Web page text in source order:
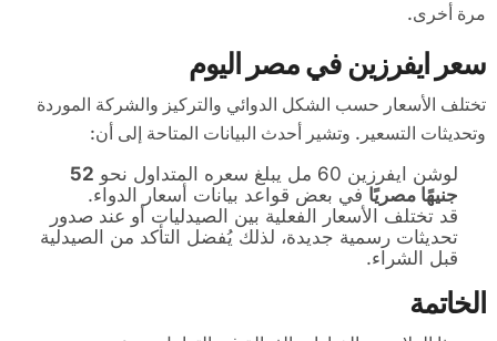
مرة أخرى.
سعر ايفرزين في مصر اليوم
تختلف الأسعار حسب الشكل الدوائي والتركيز والشركة الموردة
وتحديثات التسعير. وتشير أحدث البيانات المتاحة إلى أن:
لوشن ايفرزين 60 مل يبلغ سعره المتداول نحو
52
جنيهًا مصريًا في بعض قواعد بيانات أسعار الدواء.
قد تختلف الأسعار الفعلية بين الصيدليات أو عند صدور
تحديثات رسمية جديدة، لذلك يُفضل التأكد من الصيدلية
قبل الشراء.
الخاتمة